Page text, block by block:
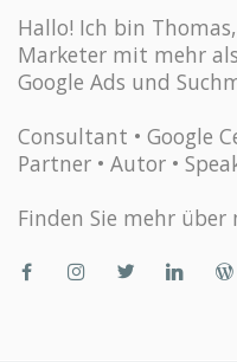
Hallo! Ich bin
Marketer mit mehr
Google Ads und
Consultant • Google
Partner • Autor •
Finden Sie mehr über